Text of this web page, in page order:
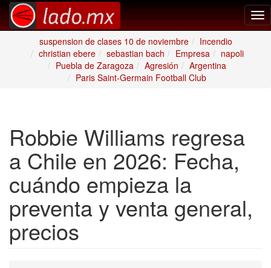
suspension de clases 10 de noviembre
Incendio
christian ebere
sebastian bach Empresa
napoli
Puebla de Zaragoza
Agresión
Argentina
Paris Saint-Germain Football Club
Robbie Williams regresa
a Chile en 2026: Fecha,
cuándo empieza la
preventa y venta general,
precios